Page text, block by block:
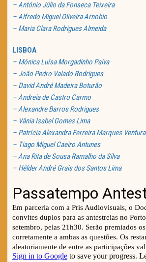
– António Júlio da Fonseca Teixeira
– Alfredo Miguel Oliveira Arnobio
– Maria Clara Rodrigues Almeida
LISBOA
– Mónica Luísa Morgadinho Paiva
– João Pedro Valado Rodrigues
– David André Madeira Boturão
– Andreia de Castro Carmo
– Alexandre Barros Rodrigues
– Vânia Isabel Gomes Lima
– Patrícia Alexandra Ferreira Marques Ventura
– Tiago Miguel Caeiro Antunes
– Ana Rita de Sousa Ramalho da Silva
– Hélder André Grais dos Santos Lima